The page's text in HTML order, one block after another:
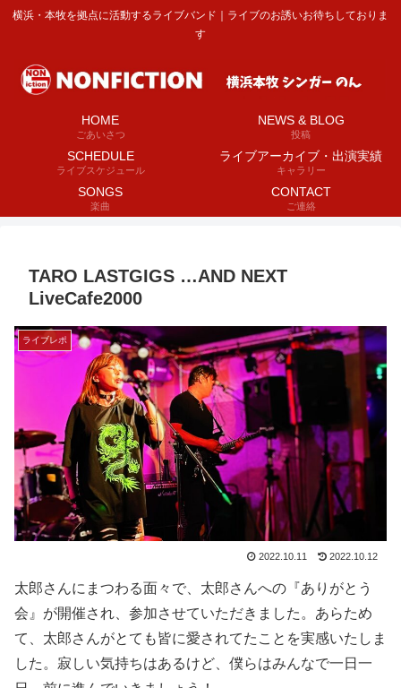
横浜・本牧を拠点に活動するライブバンド｜ライブのお誘いお待ちしておりま
す
HOME
ごあいさつ
NEWS & BLOG
投稿
SCHEDULE
ライブスケジュール
ライブアーカイブ・出演実績
キャラリー
SONGS
楽曲
CONTACT
ご連絡
TARO LASTGIGS …AND NEXT
LiveCafe2000
ライブレポ
2022.10.11 2022.10.12
太郎さんにまつわる面々で、太郎さんへの『ありがとう
会』が開催され、参加させていただきました。あらため
て、太郎さんがとても皆に愛されてたことを実感いたしま
した。寂しい気持ちはあるけど、僕らはみんなで一日一